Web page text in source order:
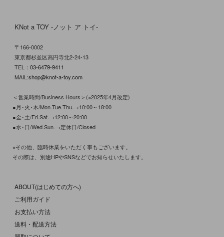
KNot a TOY -ノット ア トイ-
〒166-0002
東京都杉並区高円寺北2-24-13
TEL： 03-6479-9411
MAIL:shop@knot-a-toy.com
＜営業時間/Business Hours＞(※2025年4月改定)
●月･火･木/Mon.Tue.Thu.→10:00～18:00
●金･土/Fri.Sat.→12:00～20:00
●水･日/Wed.Sun.→定休日/Closed
※その他、臨時休業をいただく事もございます。
その際は、別途HPやSNSなどでお知らせいたします。
ABOUT(はじめての方へ)
ご利用ガイド
お支払い方法
送料・配送方法